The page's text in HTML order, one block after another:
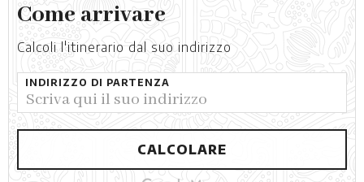
Come arrivare
Calcoli l'itinerario dal suo indirizzo
INDIRIZZO DI PARTENZA
CALCOLARE